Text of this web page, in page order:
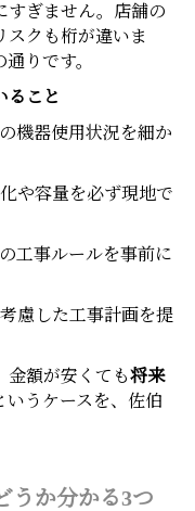
すぎません。店舗の
スクも桁が違いま
りです。
ること
機器使用状況を細か
や容量を必ず現地で
工事ルールを事前に
慮した工事計画を提
金額が安くても将来
いうケースを、佐伯
うか分かる3つ